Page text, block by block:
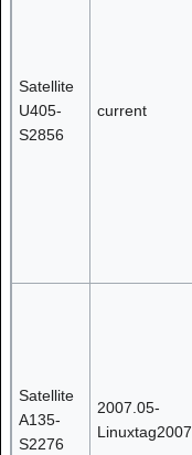
Satellite
U405-
S2856
current
Satellite
A135-
S2276
2007.05-
Linuxtag2007